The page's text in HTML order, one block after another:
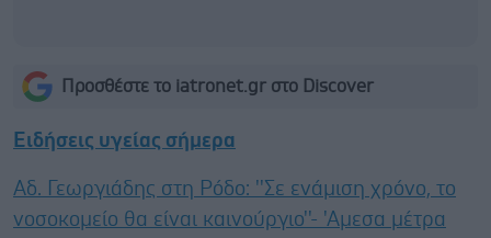
Προσθέστε το iatronet.gr στο Discover
Ειδήσεις υγείας σήμερα
Αδ. Γεωργιάδης στη Ρόδο: ''Σε ενάμιση χρόνο, το
νοσοκομείο θα είναι καινούργιο''- 'Αμεσα μέτρα